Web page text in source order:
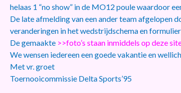
helaas 1 “no show” in de MO12 poule waardoor
De late afmelding van een ander team afgelopen
veranderingen in het wedstrijdschema en
De gemaakte >>foto’s staan inmiddels op deze
We wensen iedereen een goede vakantie en
Met vr. groet
Toernooicommissie Delta Sports’95